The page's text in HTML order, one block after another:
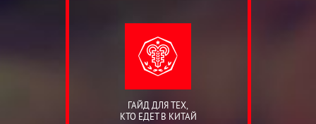
ГАЙД ДЛЯ ТЕХ,
КТО ЕДЕТ В КИТАЙ